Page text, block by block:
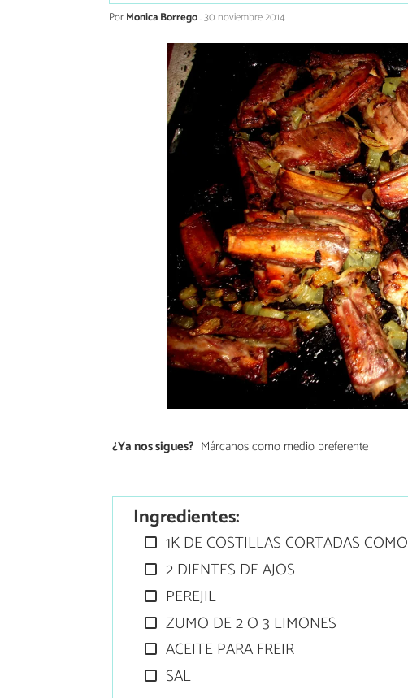
PorMonica Borrego.30 noviembre 2014
¿Ya nos sigues? Márcanos como medio preferente
Ingredientes:
1K DE COSTILLAS CORTADAS
2 DIENTES DE AJOS
PEREJIL
ZUMO DE 2 O 3 LIMONES
ACEITE PARA FREIR
SAL